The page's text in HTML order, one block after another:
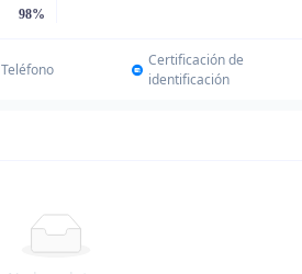
98%
Teléfono
Certificación de
identificación